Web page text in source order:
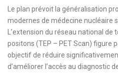
Le plan prévoit la généralisation
modernes de médecine nucléaire
L’extension du réseau national
positons (TEP – PET Scan) figure
objectif de réduire
d’améliorer l’accès au diagnostic